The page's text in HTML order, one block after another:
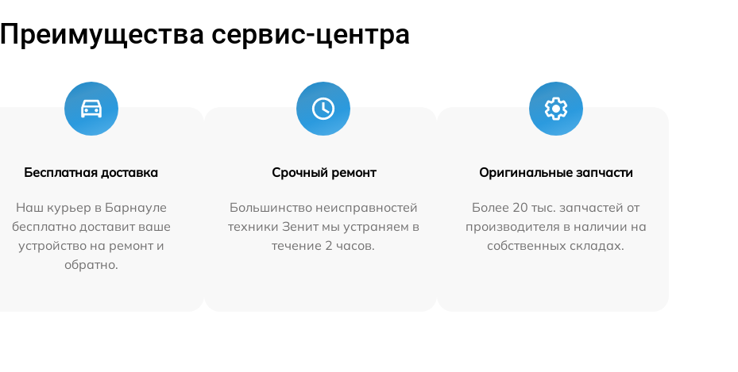
Преимущества сервис-центра
Бесплатная доставка
Наш курьер в Барнауле
бесплатно доставит ваше
устройство на ремонт и
обратно.
Срочный ремонт
Большинство неисправностей
техники Зенит мы устраняем в
течение 2 часов.
Оригинальные запчасти
Более 20 тыс. запчастей от
производителя в наличии на
собственных складах.